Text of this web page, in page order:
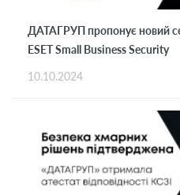
ДАТАГРУП пропонує новий
ESET Small Business Security
10.10.2024